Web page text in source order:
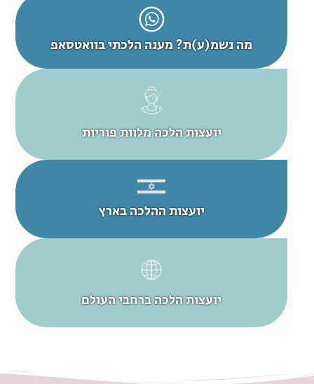
מה נשמ(ע)ת? מענה הלכתי בוואטסאפ
יועצות הלכה מלוות פוריות
יועצות ההלכה בארץ
יועצות הלכה ברחבי העולם